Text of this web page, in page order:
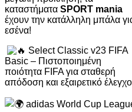
καταστήματα SPORT mania
έχουν την κατάλληλη μπάλα
εσένα!
Select Classic v23 FIFA
Basic – Πιστοποιημένη
ποιότητα FIFA για σταθερή
απόδοση και εξαιρετικό
adidas World Cup